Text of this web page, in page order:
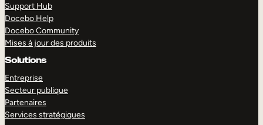
Support Hub
Docebo Help
Docebo Community
Mises à jour des produits
Solutions
Entreprise
Secteur publique
Partenaires
Services stratégiques